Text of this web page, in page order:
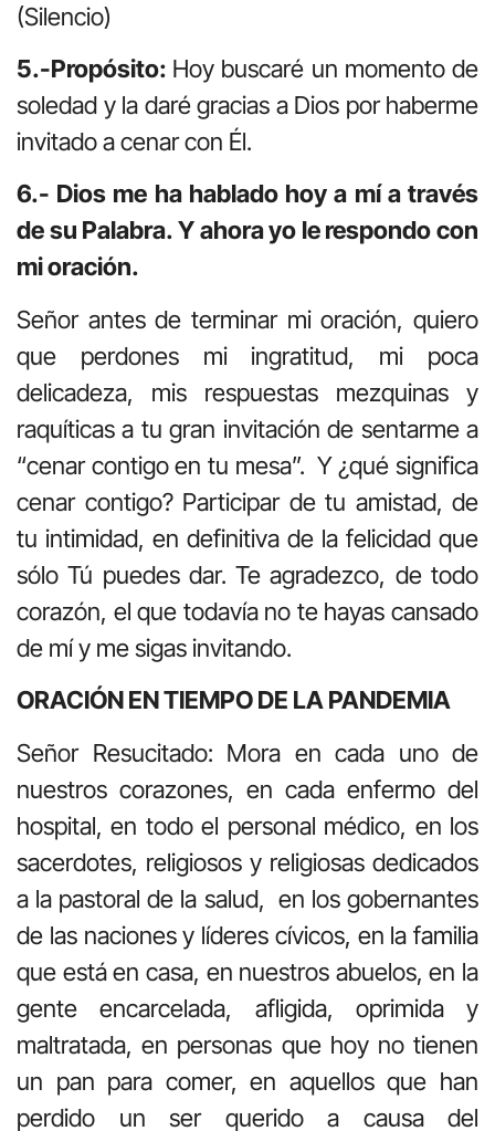
(Silencio)
5.-Propósito: Hoy buscaré un momento de
soledad y la daré gracias a Dios por haberme
invitado a cenar con Él.
6.- Dios me ha hablado hoy a mí a través
de su Palabra. Y ahora yo le respondo con
mi oración.
Señor antes de terminar mi oración, quiero
que perdones mi ingratitud, mi poca
delicadeza, mis respuestas mezquinas y
raquíticas a tu gran invitación de sentarme a
“cenar contigo en tu mesa”. Y ¿qué significa
cenar contigo? Participar de tu amistad, de
tu intimidad, en definitiva de la felicidad que
sólo Tú puedes dar. Te agradezco, de todo
corazón, el que todavía no te hayas cansado
de mí y me sigas invitando.
ORACIÓN EN TIEMPO DE LA PANDEMIA
Señor Resucitado: Mora en cada uno de
nuestros corazones, en cada enfermo del
hospital, en todo el personal médico, en los
sacerdotes, religiosos y religiosas dedicados
a la pastoral de la salud, en los gobernantes
de las naciones y líderes cívicos, en la familia
que está en casa, en nuestros abuelos, en la
gente encarcelada, afligida, oprimida y
maltratada, en personas que hoy no tienen
un pan para comer, en aquellos que han
perdido un ser querido a causa del